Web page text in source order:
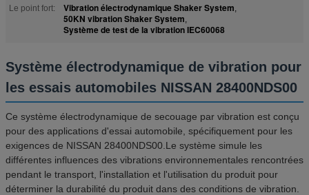
Le point fort: Vibration électrodynamique Shaker System,
50KN vibration Shaker System,
Système de test de la vibration IEC60068
Système électrodynamique de vibration pour
les essais automobiles NISSAN 28400NDS00
Ce système électrodynamique de secouage par vibration est conçu
pour des applications d'essai automobile, spécifiquement pour les
exigences de NISSAN 28400NDS00.Le système simule les
différentes influences des vibrations environnementales rencontrées
pendant le transport, l'installation et l'utilisation du produit pour
déterminer la durabilité du produit dans des conditions de vibration.